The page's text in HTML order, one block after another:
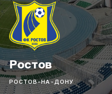
Ростов
РОСТОВ-НА-ДОНУ